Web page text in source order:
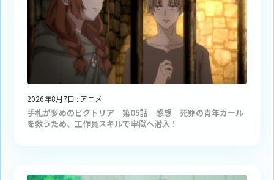
2026年8月7日 : アニメ
手札が多めのビクトリア 第05話 感想｜死罪の青年カール
を救うため、工作員スキルで牢獄へ潜入！